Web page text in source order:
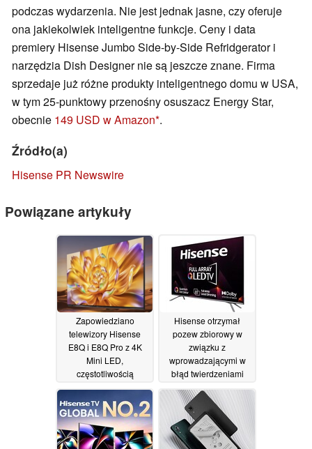
podczas wydarzenia. Nie jest jednak jasne, czy oferuje
ona jakiekolwiek inteligentne funkcje. Ceny i data
premiery Hisense Jumbo Side-by-Side Refridgerator i
narzędzia Dish Designer nie są jeszcze znane. Firma
sprzedaje już różne produkty inteligentnego domu w USA,
w tym 25-punktowy przenośny osuszacz Energy Star,
obecnie 149 USD w Amazon .
Źródło(a)
Hisense PR Newswire
Powiązane artykuły
Zapowiedziano
telewizory Hisense
E8Q i E8Q Pro z 4K
Mini LED,
częstotliwością
odświeżania 330 Hz i
przetwarzaniem
obrazu AI10/03/2025
Hisense otrzymał
pozew zbiorowy w
związku z
wprowadzającymi w
błąd twierdzeniami
dotyczącymi
telewizorów QLED, co
może mieć wpływ na
nabywców10/03/2025